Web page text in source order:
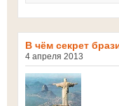
В чём секрет
4 апреля 2013